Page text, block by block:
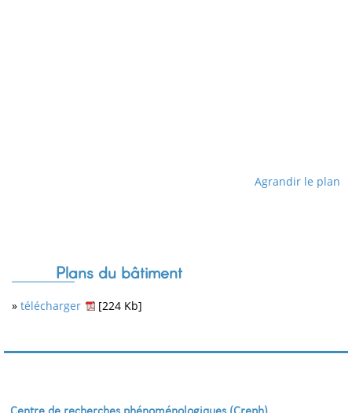
Agrandir le plan
Plans du bâtiment
» télécharger [224 Kb]